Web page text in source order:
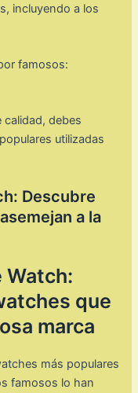
incluyendo a los
debes
utilizadas
Descubre
a la
Watch:
que
marca
más populares
famosos lo han